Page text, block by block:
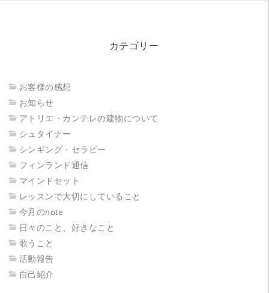
カテゴリー
お客様の感想
お知らせ
アトリエ・カンテレの建物について
シュタイナー
シンギング・セラピー
フィンランド通信
マインドセット
レッスンで大切にしていること
今月のnote
日々のこと、好きなこと
歌うこと
活動報告
自己紹介